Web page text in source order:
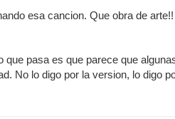
esa cancion. Que obra de arte!!
que pasa es que parece que
No lo digo por la version, lo digo